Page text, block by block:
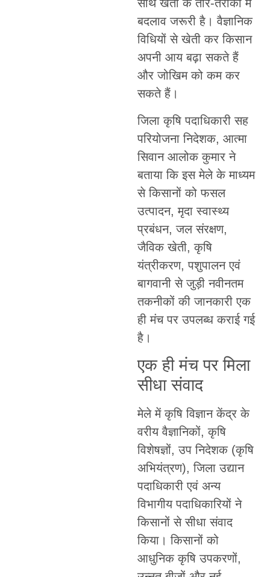
साथ खेती के तौर-तरीकों में
बदलाव जरूरी है। वैज्ञानिक
विधियों से खेती कर किसान
अपनी आय बढ़ा सकते हैं
और जोखिम को कम कर
सकते हैं।
जिला कृषि पदाधिकारी सह
परियोजना निदेशक, आत्मा
सिवान आलोक कुमार ने
बताया कि इस मेले के माध्यम
से किसानों को फसल
उत्पादन, मृदा स्वास्थ्य
प्रबंधन, जल संरक्षण,
जैविक खेती, कृषि
यंत्रीकरण, पशुपालन एवं
बागवानी से जुड़ी नवीनतम
तकनीकों की जानकारी एक
ही मंच पर उपलब्ध कराई गई
है।
एक ही मंच पर मिला
सीधा संवाद
मेले में कृषि विज्ञान केंद्र के
वरीय वैज्ञानिकों, कृषि
विशेषज्ञों, उप निदेशक (कृषि
अभियंत्रण), जिला उद्यान
पदाधिकारी एवं अन्य
विभागीय पदाधिकारियों ने
किसानों से सीधा संवाद
किया। किसानों को
आधुनिक कृषि उपकरणों,